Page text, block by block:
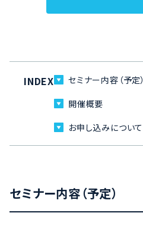
INDEX
セミナー内容（予定）
開催概要
お申し込みについて
セミナー内容（予定）